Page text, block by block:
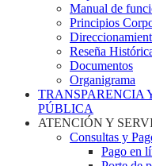
Manual de
Principios
Reseña
Documentos
Organigrama
TRANSPARENCIA
PÚBLICA
ATENCIÓN Y
Consultas y
Pago en